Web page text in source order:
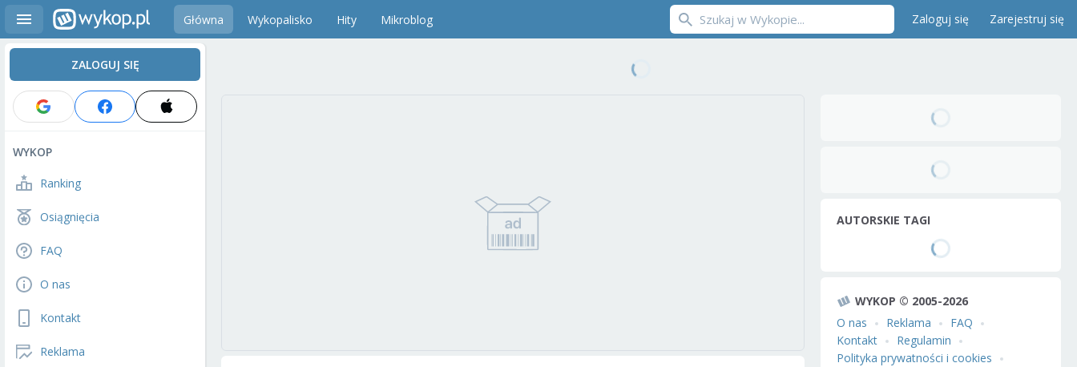
Główna Wykopalisko Hity Mikroblog Zaloguj się Zarejestruj się
ZALOGUJ SIĘ
WYKOP
Ranking
Osiągnięcia
FAQ
O nas
Kontakt
Reklama
AUTORSKIE TAGI
WYKOP © 2005-2026
O nas
Reklama
FAQ
Kontakt
Regulamin
Polityka prywatności i cookies